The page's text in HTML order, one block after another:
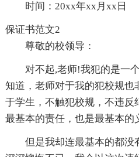
时间：20xx年xx月xx日
保证书范文2
尊敬的校领导：
对不起,老师!我犯的是一
知道，老师对于我的犯校规也
于学生，不触犯校规，不违反
最基本的责任，也是最基本的
但是我却连最基本的都没